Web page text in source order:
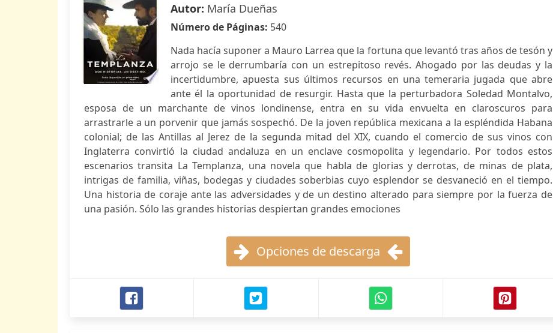
Autor: María Dueñas
Número de Páginas: 540
Nada hacía suponer a Mauro Larrea que la fortuna que levantó tras años de tesón y
arrojo se le derrumbaría con un estrepitoso revés. Ahogado por las deudas y la
incertidumbre, apuesta sus últimos recursos en una temeraria jugada que abre
ante él la oportunidad de resurgir. Hasta que la perturbadora Soledad Montalvo,
esposa de un marchante de vinos londinense, entra en su vida envuelta en claroscuros para
arrastrarle a un porvenir que jamás sospechó. De la joven república mexicana a la espléndida Habana
colonial; de las Antillas al Jerez de la segunda mitad del XIX, cuando el comercio de sus vinos con
Inglaterra convirtió la ciudad andaluza en un enclave cosmopolita y legendario. Por todos estos
escenarios transita La Templanza, una novela que habla de glorias y derrotas, de minas de plata,
intrigas de familia, viñas, bodegas y ciudades soberbias cuyo esplendor se desvaneció en el tiempo.
Una historia de coraje ante las adversidades y de un destino alterado para siempre por la fuerza de
una pasión. Sólo las grandes historias despiertan grandes emociones
Opciones de descarga